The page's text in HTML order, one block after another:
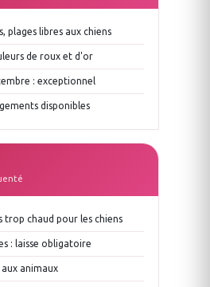
plages libres aux chiens
de roux et d'or
: exceptionnel
disponibles
trop chaud pour les chiens
: laisse obligatoire
animaux